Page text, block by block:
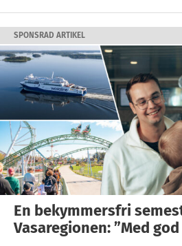
SPONSRAD ARTIKEL
En bekymmersfri
Vasaregionen: ”Med